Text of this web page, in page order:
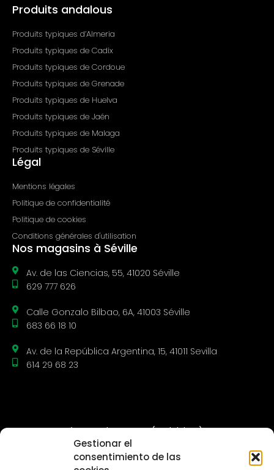
Gestionar el
consentimiento de las
k
-
a
m
Produits andalous
Produits typiques d’Almeria
Produits typiques de Cadix
Produits typiques de Cordoue
Produits typiques de Grenade
Produits typiques de Huelva
Produits typiques de Jaén
Produits typiques de Malaga
Produits typiques de Séville
Légal
Mentions légales
Politique de confidentialité
Politique de cookies
Conditions générales d'utilisation
Nos magasins à Séville
Av. de las Ciencias, 55, 41020 Séville
629 777 626
Calle Gonzalo Bilbao, 6A, 41003 Séville
683 66 18 10
Av. de la República Argentina, 15, 41011 Sevilla
614 29 68 23
Mantequerías Manchegas, S.L. (Andalubox) a reçu une
subvention de l’Union européenne dans le cadre du
programme opérationnel FEDER Andalousie 2014-2020, financé